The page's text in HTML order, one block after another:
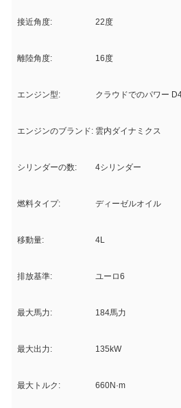
接近角度: 22度
離陸角度: 16度
エンジン型: クラウドでのパワー
エンジンのブランド: 雲内ダイナミクス
シリンダーの数: 4シリンダー
燃料タイプ: ディーゼルオイル
移動量: 4L
排放基準: ユーロ6
最大馬力: 184馬力
最大出力: 135kW
最大トルク: 660N·m